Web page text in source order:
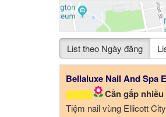
List theo Ngày đăng
Bellaluxe Nail And Spa
Cần gấp
Tiệm nail vùng Ellicott